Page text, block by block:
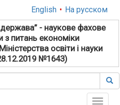
English • На русском
- наукове фахове
з питань економіки
освіти і науки
№1643)
Toggle